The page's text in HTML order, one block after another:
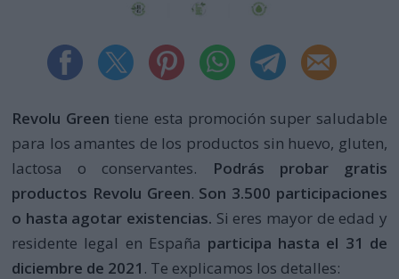
Revolu Green tiene esta promoción super saludable
para los amantes de los productos sin huevo, gluten,
lactosa o conservantes. Podrás probar gratis
productos Revolu Green. Son 3.500 participaciones
o hasta agotar existencias. Si eres mayor de edad y
residente legal en España participa hasta el 31 de
diciembre de 2021 . Te explicamos los detalles: